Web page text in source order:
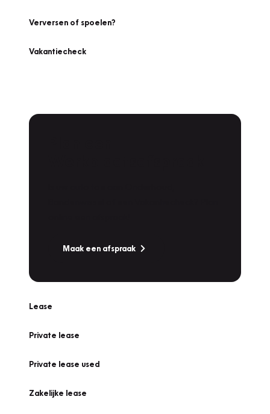
Verversen of spoelen?
Vakantiecheck
Maak een afspraak
Lease
Private lease
Private lease used
Zakelijke lease